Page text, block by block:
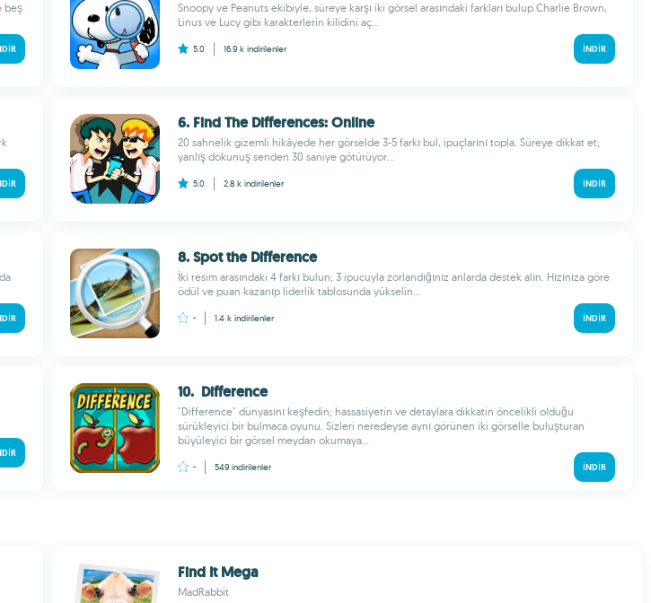
beş
Snoopy ve Peanuts ekibiyle, süreye karşı iki görsel arasındaki farkları bulup Charlie Brown,
Linus ve Lucy gibi karakterlerin kilidini aç...
5.0 16.9 k indirilenler İNDIR
6. Find The Differences: Online
20 sahnelik gizemli hikâyede her görselde 3-5 farkı bul, ipuçlarını topla. Süreye dikkat et;
yanlış dokunuş senden 30 saniye götürüyor...
5.0 2.8 k indirilenler İNDIR
8. Spot the Difference
İki resim arasındaki 4 farkı bulun; 3 ipucuyla zorlandığınız anlarda destek alın. Hızınıza göre
ödül ve puan kazanıp liderlik tablosunda yükselin...
- 1.4 k indirilenler İNDIR
10. Difference
"Difference" dünyasını keşfedin; hassasiyetin ve detaylara dikkatin öncelikli olduğu
sürükleyici bir bulmaca oyunu. Sizleri neredeyse aynı görünen iki görselle buluşturan
büyüleyici bir görsel meydan okumaya...
- 549 indirilenler İNDIR
Find It Mega
MadRabbit